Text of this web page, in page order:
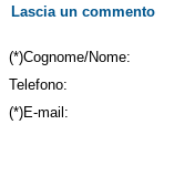
Lascia un commento
(*)Cognome/Nome:
Telefono:
(*)E-mail: